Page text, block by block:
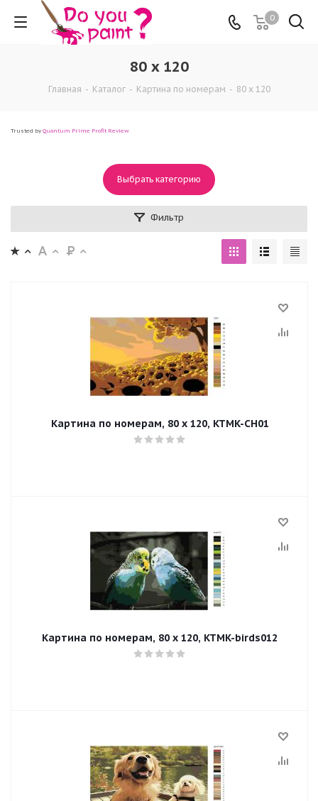
0
80 x 120
Главная - Каталог - Картина по номерам - 80 x 120
Trusted by Quantum Prime Profit Review
Выбрать категорию
Фильтр
Картина по номерам, 80 x 120, KTMK-CH01
Картина по номерам, 80 x 120, KTMK-birds012